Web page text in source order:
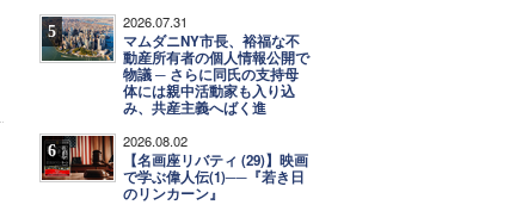
5 2026.07.31
マムダニNY市長、裕福な不
動産所有者の個人情報公開で
物議 ─ さらに同氏の支持母
体には親中活動家も入り込
み、共産主義へばく進
6 2026.08.02
【名画座リバティ (29)】映画
で学ぶ偉人伝(1)──『若き日
のリンカーン』